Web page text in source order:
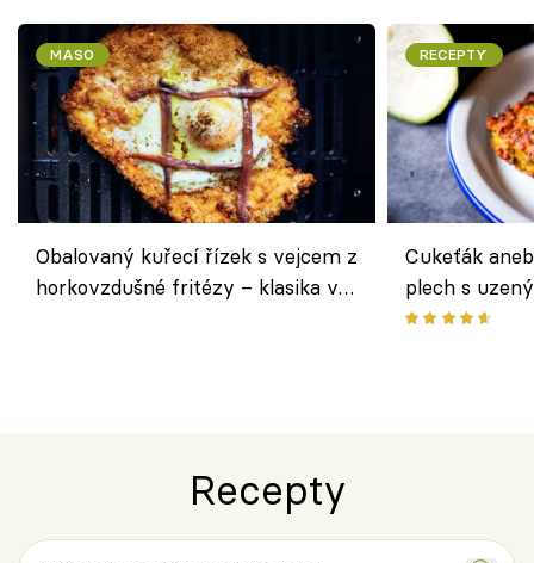
MASO
Obalovaný kuřecí řízek s vejcem z
horkovzdušné fritézy – klasika v
RECEPTY
Cukeťák
plech s
způsob, jak
Recepty